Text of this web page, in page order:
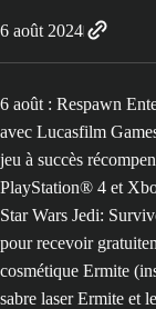
6 août 2024
6 août : Respawn
avec Lucasfilm
jeu à succès
PlayStation® 4 et
Star Wars Jedi:
pour recevoir
cosmétique Ermite
sabre laser Ermite et